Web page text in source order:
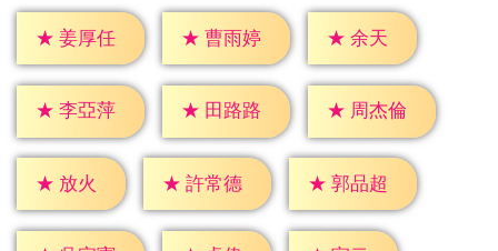
★ 姜厚任 ★ 曹雨婷 ★ 余天
★ 李亞萍 ★ 田路路 ★ 周杰倫
★ 放火 ★ 許常德 ★ 郭品超